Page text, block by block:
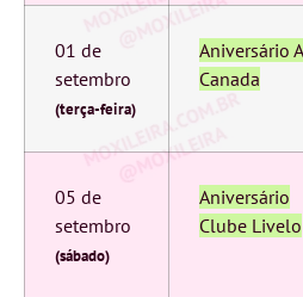
01 de
setembro
(terça-feira)
Aniversário
Canada
05 de
setembro
(sábado)
Aniversário
Clube Livelo